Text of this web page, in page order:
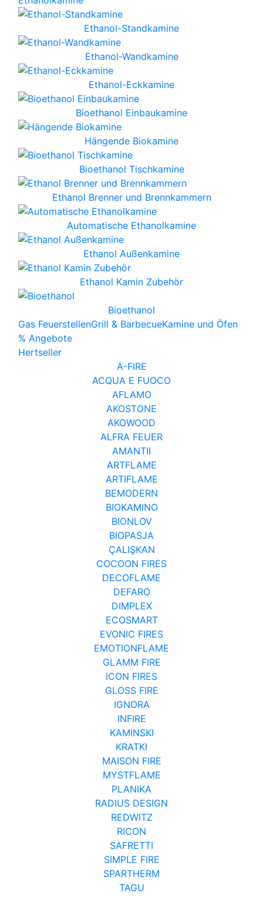
Ethanol-Standkamine
Ethanol-Wandkamine
Ethanol-Eckkamine
Bioethanol Einbaukamine
Hängende Biokamine
Bioethanol Tischkamine
Ethanol Brenner und Brennkammern
Automatische Ethanolkamine
Ethanol Außenkamine
Ethanol Kamin Zubehör
Bioethanol
Gas FeuerstellenGrill & BarbecueKamine und Öfen
% Angebote
Hertseller
A-FIRE
ACQUA E FUOCO
AFLAMO
AKOSTONE
AKOWOOD
ALFRA FEUER
AMANTII
ARTFLAME
ARTIFLAME
BEMODERN
BIOKAMINO
BIONLOV
BIOPASJA
ÇALIŞKAN
COCOON FIRES
DECOFLAME
DEFARO
DIMPLEX
ECOSMART
EVONIC FIRES
EMOTIONFLAME
GLAMM FIRE
ICON FIRES
GLOSS FIRE
IGNORA
INFIRE
KAMINSKI
KRATKI
MAISON FIRE
MYSTFLAME
PLANIKA
RADIUS DESIGN
REDWITZ
RICON
SAFRETTI
SIMPLE FIRE
SPARTHERM
TAGU